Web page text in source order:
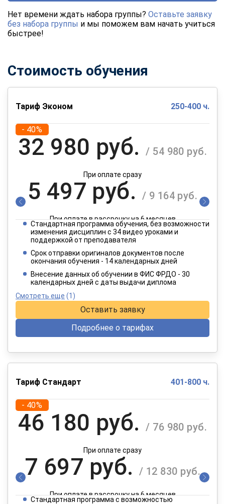
Нет времени ждать набора группы? Оставьте заявку
без набора группы и мы поможем вам начать учиться
быстрее!
Стоимость обучения
Тариф Эконом 250-400 ч.
- 40%
32 980 руб. / 54 980 руб.
При оплате сразу
5 497 руб. / 9 164 руб.
При оплате в рассрочку на 6 месяцев
2 749 руб. / 4 582 руб.
При оплате в рассрочку на 12 месяцев
Стандартная программа обучения, без возможности
изменения дисциплин с 34 видео уроками и
поддержкой от преподавателя
Срок отправки оригиналов документов после
окончания обучения - 14 календарных дней
Внесение данных об обучении в ФИС ФРДО - 30
календарных дней с даты выдачи диплома
Смотреть еще (1)
Оставить заявку
Подробнее о тарифах
Тариф Стандарт 401-800 ч.
- 40%
46 180 руб. / 76 980 руб.
При оплате сразу
7 697 руб. / 12 830 руб.
При оплате в рассрочку на 6 месяцев
Стандартная программа с возможностью